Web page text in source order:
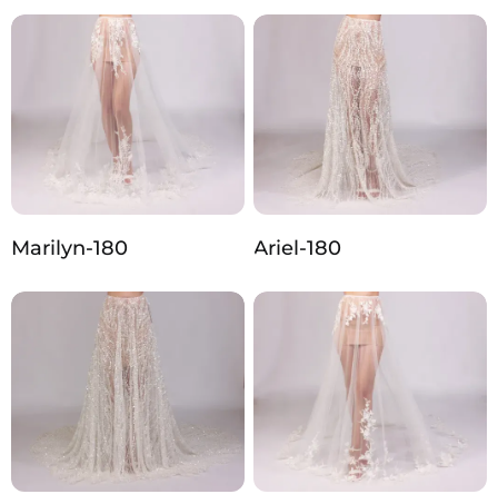
Marilyn-180 Ariel-180